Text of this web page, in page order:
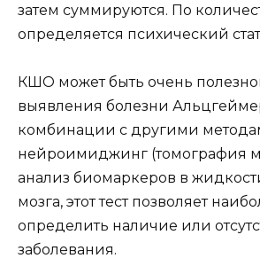
затем суммируются. По
определяется психический
КШО может быть очень
выявления болезни
комбинации с другими
нейроимиджинг (томография
анализ биомаркеров в
мозга, этот тест позволяет
определить наличие или
заболевания.